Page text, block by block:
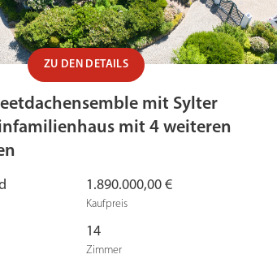
ZU DEN DETAILS
mit Sylter
mit 4 weiteren
1.890.000,00 €
Kaufpreis
14
Zimmer